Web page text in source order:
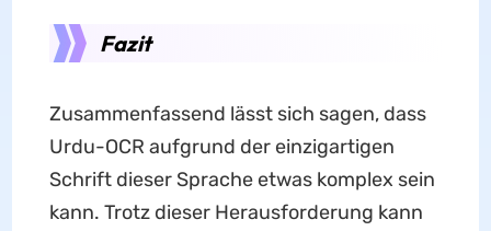
Fazit
Zusammenfassend lässt sich sagen, dass
Urdu-OCR aufgrund der einzigartigen
Schrift dieser Sprache etwas komplex sein
kann. Trotz dieser Herausforderung kann